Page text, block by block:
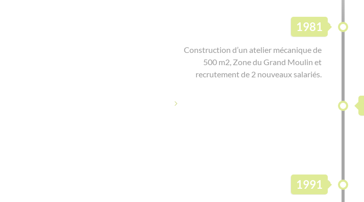
1981
Construction d’un atelier mécanique de
500 m2, Zone du Grand Moulin et
recrutement de 2 nouveaux salariés.
1991